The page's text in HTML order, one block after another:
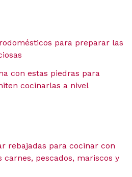
para preparar las
con estas piedras para
cocinarlas a nivel
rebajadas para cocinar con
carnes, pescados, mariscos y